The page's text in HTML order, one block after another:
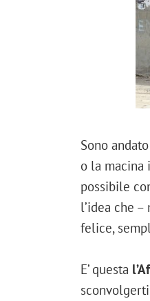
Sono
o la macina
possibile
l’idea che
felice,
E’ questa